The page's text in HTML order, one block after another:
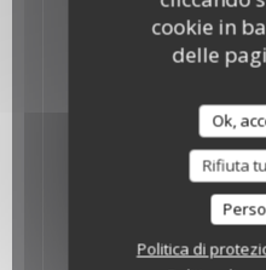
cookie in
delle
Ok,
Rifiuta
Politica di